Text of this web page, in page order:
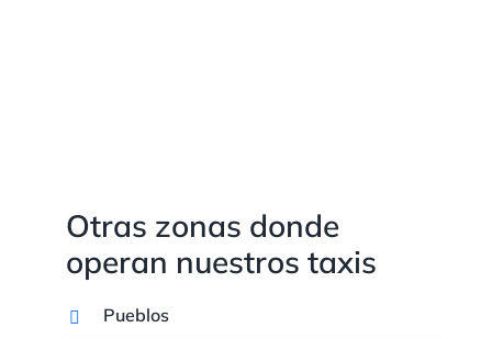
Otras zonas donde
operan nuestros taxis
Pueblos